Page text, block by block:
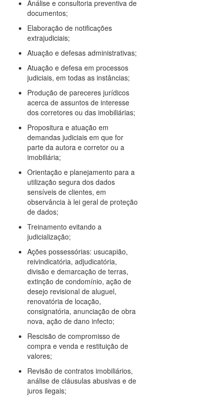
Análise e consultoria preventiva de
documentos;
Elaboração de notificações
extrajudiciais;
Atuação e defesas administrativas;
Atuação e defesa em processos
judiciais, em todas as instâncias;
Produção de pareceres jurídicos
acerca de assuntos de interesse
dos corretores ou das imobiliárias;
Propositura e atuação em
demandas judiciais em que for
parte da autora e corretor ou a
imobiliária;
Orientação e planejamento para a
utilização segura dos dados
sensíveis de clientes, em
observância à lei geral de proteção
de dados;
Treinamento evitando a
judicialização;
Ações possessórias: usucapião,
reivindicatória, adjudicatória,
divisão e demarcação de terras,
extinção de condomínio, ação de
desejo revisional de aluguel,
renovatória de locação,
consignatória, anunciação de obra
nova, ação de dano infecto;
Rescisão de compromisso de
compra e venda e restituição de
valores;
Revisão de contratos imobiliários,
análise de cláusulas abusivas e de
juros ilegais;